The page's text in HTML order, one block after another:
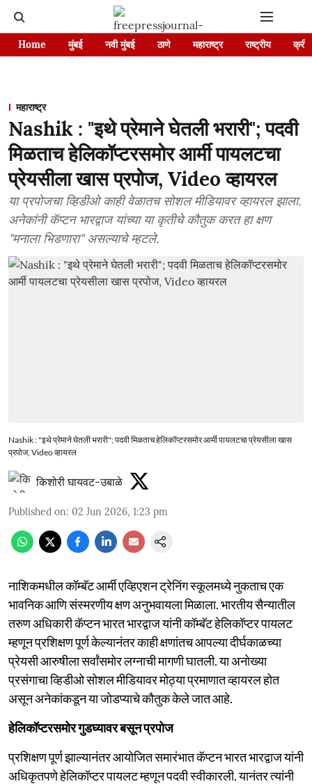
Home मुंबई नवी मुंबई ठाणे महाराष्ट्र राष्ट्रीय
महाराष्ट्र
Nashik : "इथे प्रेमाने घेतली भरारी"; पदवी
मिळताच हेलिकॉप्टरसमोर आर्मी पायलटचा
प्रेयसीला खास प्रपोज, Video व्हायरल
या प्रपोजचा व्हिडीओ काही वेळातच सोशल मीडियावर व्हायरल झाला.
अनेकांनी कॅप्टन भारद्वाज यांच्या या कृतीचे कौतुक करत हा क्षण
"मनाला भिडणारा" असल्याचे म्हटले.
Nashik : "इथे प्रेमाने घेतली भरारी"; पदवी मिळताच हेलिकॉप्टरसमोर आर्मी पायलटचा प्रेयसीला खास
प्रपोज, Video व्हायरल
किशोरी घायवट-उबाळे
Published on: 02 Jun 2026, 1:23 pm
नाशिकमधील कॉम्बॅट आर्मी एव्हिएशन ट्रेनिंग स्कूलमध्ये नुकताच एक
भावनिक आणि संस्मरणीय क्षण अनुभवायला मिळाला. भारतीय सैन्यातील
तरुण अधिकारी कॅप्टन भारत भारद्वाज यांनी कॉम्बॅट हेलिकॉप्टर पायलट
म्हणून प्रशिक्षण पूर्ण केल्यानंतर काही क्षणांतच आपल्या दीर्घकाळच्या
प्रेयसी आरुषीला सर्वांसमोर लग्नाची मागणी घातली. या अनोख्या
प्रसंगाचा व्हिडीओ सोशल मीडियावर मोठ्या प्रमाणात व्हायरल होत
असून अनेकांकडून या जोडप्याचे कौतुक केले जात आहे.
हेलिकॉप्टरसमोर गुडघ्यावर बसून प्रपोज
प्रशिक्षण पूर्ण झाल्यानंतर आयोजित समारंभात कॅप्टन भारत भारद्वाज यांनी
अधिकृतपणे हेलिकॉप्टर पायलट म्हणून पदवी स्वीकारली. यानंतर त्यांनी